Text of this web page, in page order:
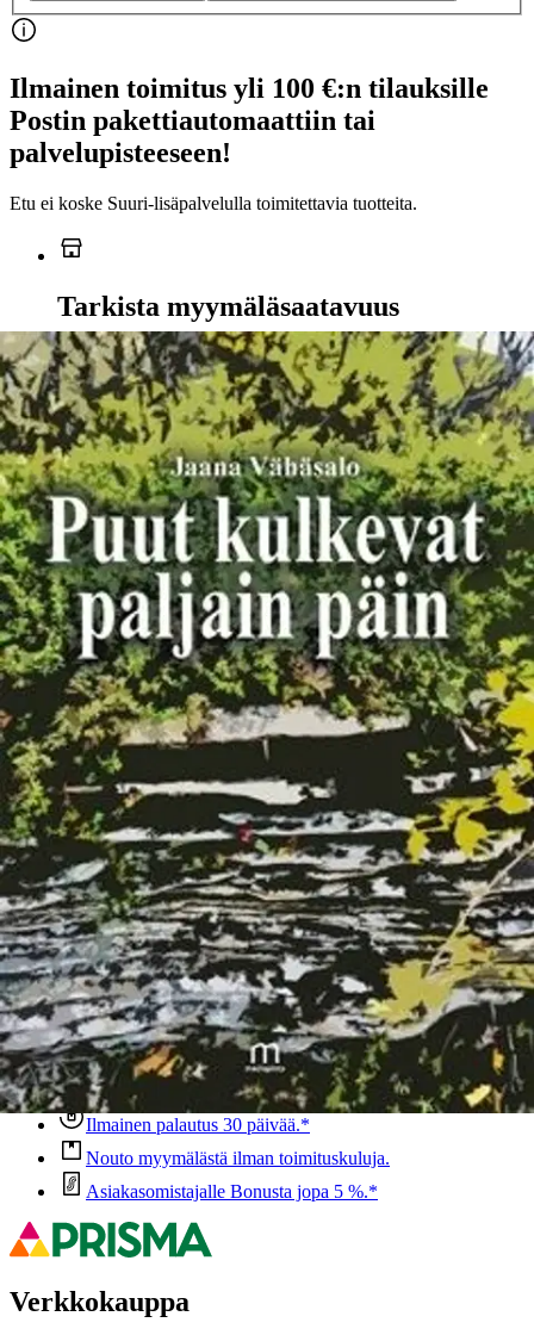
Ilmainen toimitus yli 100 €:n tilauksille
Postin pakettiautomaattiin tai
palvelupisteeseen!
Etu ei koske Suuri‑lisäpalvelulla toimitettavia tuotteita.
Tarkista myymäläsaatavuus
Ei saatavilla
Tuotekuvaus
Jaana Vähäsalon toinen runokokoelma raottaa näkymää talven
kylmettämästä tilasta, jossa vihmoo niin että kipeää käy. Vähäsalon
tuttu optimismi kuitenkin lempeästi velloo runoilijan ytimissä, se
suojaa ja lievittää. Elämän nälkä on läsnä myös tumman taivaan alla.
Illat palaavat aikaisemmin maan juodessa kaiken valon ja lätäköiden
nielut hehkuvat hiilen mustaa. Me muutumme kesyiksi pimeän
pitkissä kynsissä ja hauraissa unissa viipyy valoisan tahto alituinen
odotus.
Ominaisuudet
Oletko tyytyväinen tuotetietoihin?
Ovatko tuotetiedot riittävät? Jos tuotetiedoissa on puutteita tai niitä
voisi muuten parantaa, anna palautetta.
Anna palautetta ,Avautuu uuteen välilehteen
Ilmainen palautus 30 päivää.*
Nouto myymälästä ilman toimituskuluja.
Asiakasomistajalle Bonusta jopa 5 %.*
Verkkokauppa